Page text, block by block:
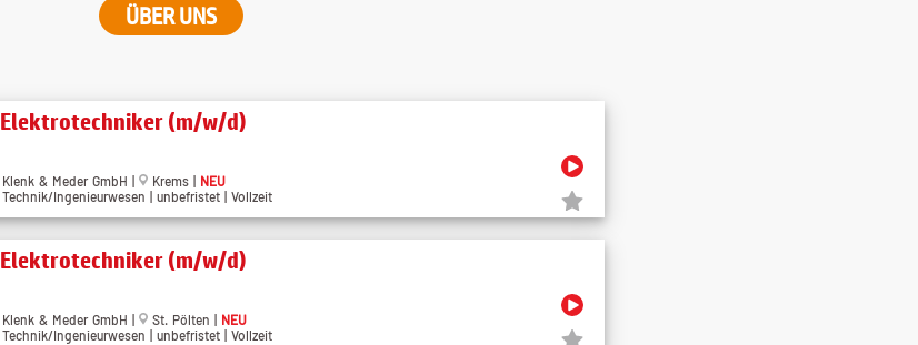
ÜBER UNS
Elektrotechniker (m/w/d)
Klenk & Meder GmbH | Krems | NEU
Technik/Ingenieurwesen | unbefristet | Vollzeit
Elektrotechniker (m/w/d)
Klenk & Meder GmbH | St. Pölten | NEU
Technik/Ingenieurwesen | unbefristet | Vollzeit